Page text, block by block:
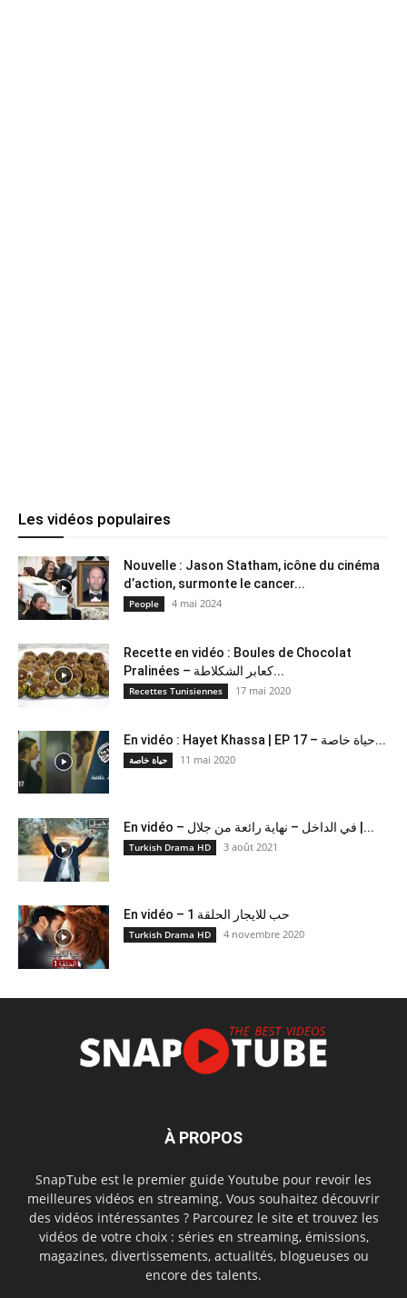
Les vidéos populaires
Nouvelle : Jason Statham, icône du cinéma
d’action, surmonte le cancer...
People 4 mai 2024
Recette en vidéo : Boules de Chocolat
Pralinées – كعابر الشكلاطة...
Recettes Tunisiennes 17 mai 2020
En vidéo : Hayet Khassa | EP 17 – حياة خاصة...
حياة خاصة 11 mai 2020
En vidéo – في الداخل – نهاية رائعة من جلال |...
Turkish Drama HD 3 août 2021
En vidéo – حب للايجار الحلقة 1
Turkish Drama HD 4 novembre 2020
À PROPOS
SnapTube est le premier guide Youtube pour revoir les
meilleures vidéos en streaming. Vous souhaitez découvrir
des vidéos intéressantes ? Parcourez le site et trouvez les
vidéos de votre choix : séries en streaming, émissions,
magazines, divertissements, actualités, blogueuses ou
encore des talents.